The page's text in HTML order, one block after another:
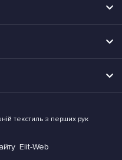
текстиль з перших рук
Elit-Web